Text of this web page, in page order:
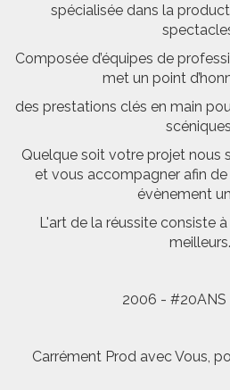
spécialisée dans la
Composée d’équipes de
met un point
des prestations clés en main
Quelque soit votre projet nous
et vous accompagner afin
évènement
L'art de la réussite consiste
meilleurs.
2006 - #20ANS
Carrément Prod avec Vous,